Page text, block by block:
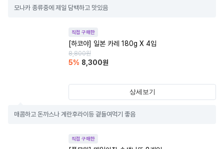
모나카 종류중에 제일 담백하고 맛있음
직접 구매한
[하코야] 일본 카레 180g X 4입
8,800원
5% 8,300원
상세보기
매콤하고 돈까스나 계란후라이등 곁들여먹기 좋음
직접 구매한